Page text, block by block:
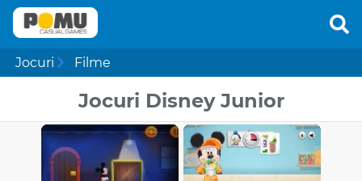
Jocuri Filme
Jocuri Disney Junior